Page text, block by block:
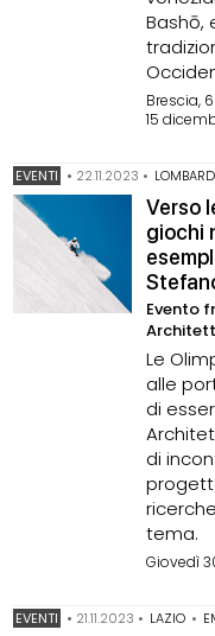
Bashō,
Brescia,
15
EVENTI • 22.11.2023 •
Verso
giochi
Evento
Le
alle
di
di
tema.
Giovedì
EVENTI • 21.11.2023 • LAZIO •